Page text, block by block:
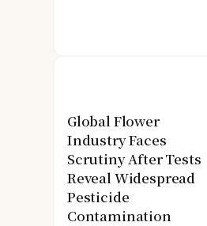
Global Flower
Industry Faces
Scrutiny After Tests
Reveal Widespread
Pesticide
Contamination